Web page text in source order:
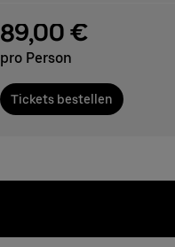
89,00 €
pro Person
Tickets bestellen